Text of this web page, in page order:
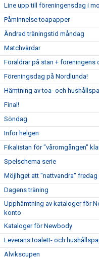
Line upp till föreningensdag i
Påminnelse toapapper
Ändrad träningstid måndag
Matchvärdar
Föräldrar på stan + föreningens
Föreningsdag på Nordlunda!
Hämtning av toa- och
Final!
Söndag
Inför helgen
Fikalistan för "våromgången"
Spelschema serie
Möjlhget att "nattvandra"
Dagens träning
Upphämtning av kataloger för
konto
Kataloger för Newbody
Leverans toalett- och
Alvikscupen